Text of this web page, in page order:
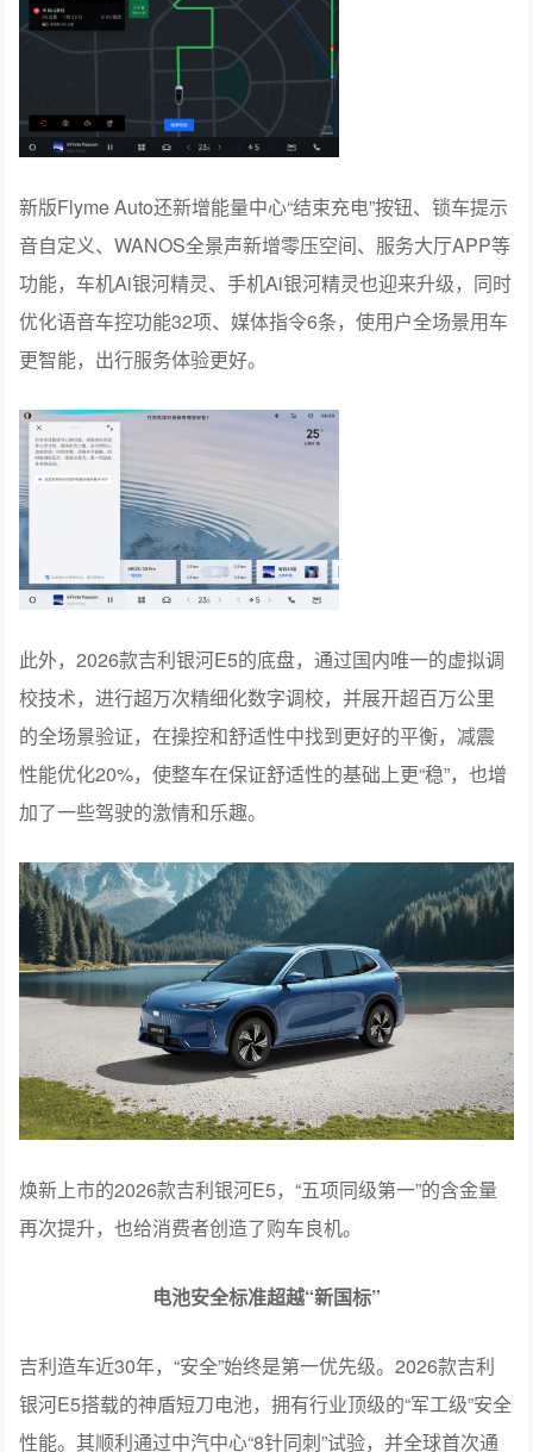
新版Flyme Auto还新增能量中心“结束充电”按钮、锁车提示
音自定义、WANOS全景声新增零压空间、服务大厅APP等
功能，车机Ai银河精灵、手机Ai银河精灵也迎来升级，同时
优化语音车控功能32项、媒体指令6条，使用户全场景用车
更智能，出行服务体验更好。
此外，2026款吉利银河E5的底盘，通过国内唯一的虚拟调
校技术，进行超万次精细化数字调校，并展开超百万公里
的全场景验证，在操控和舒适性中找到更好的平衡，减震
性能优化20%，使整车在保证舒适性的基础上更“稳”，也增
加了一些驾驶的激情和乐趣。
焕新上市的2026款吉利银河E5，“五项同级第一”的含金量
再次提升，也给消费者创造了购车良机。
电池安全标准超越“新国标”
吉利造车近30年，“安全”始终是第一优先级。2026款吉利
银河E5搭载的神盾短刀电池，拥有行业顶级的“军工级”安全
性能。其顺利通过中汽中心“8针同刺”试验，并全球首次通